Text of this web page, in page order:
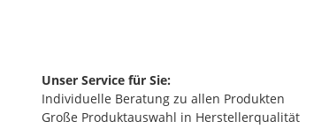
Unser Service für Sie:
Individuelle Beratung zu allen Produkten
Große Produktauswahl in Herstellerqualität